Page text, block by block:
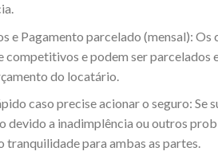
e Pagamento parcelado (mensal): Os
competitivos e podem ser parcelados
do locatário.
caso precise acionar o seguro: Se
devido a inadimplência ou outros
tranquilidade para ambas as partes.